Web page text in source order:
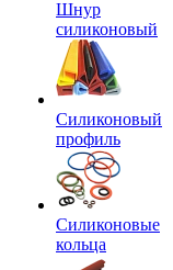
Шнур
силиконовый
Силиконовый
профиль
Силиконовые
кольца